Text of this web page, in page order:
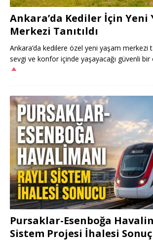
Ankara’da Kediler İçin Yeni
Merkezi Tanıtıldı
Ankara’da kedilere özel yeni yaşam merkezi
sevgi ve konfor içinde yaşayacağı güvenli
Pursaklar-Esenboğa
Sistem Projesi İhalesi